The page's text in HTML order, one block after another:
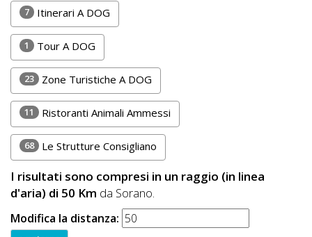
7 Itinerari A DOG
1 Tour A DOG
23 Zone Turistiche A DOG
11 Ristoranti Animali Ammessi
68 Le Strutture Consigliano
I risultati sono compresi in un raggio (in linea
d'aria) di 50 Km da Sorano.
Modifica la distanza: